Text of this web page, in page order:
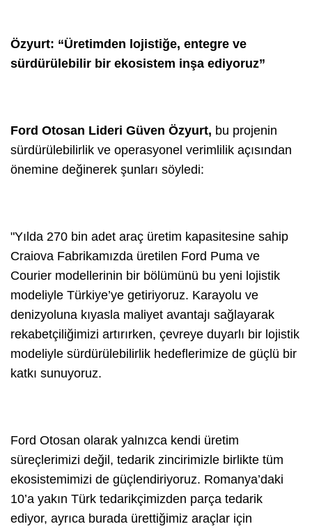
Özyurt: “Üretimden lojistiğe, entegre ve
sürdürülebilir bir ekosistem inşa ediyoruz”
Ford Otosan Lideri Güven Özyurt, bu projenin
sürdürülebilirlik ve operasyonel verimlilik açısından
önemine değinerek şunları söyledi:
"Yılda 270 bin adet araç üretim kapasitesine sahip
Craiova Fabrikamızda üretilen Ford Puma ve
Courier modellerinin bir bölümünü bu yeni lojistik
modeliyle Türkiye’ye getiriyoruz. Karayolu ve
denizyoluna kıyasla maliyet avantajı sağlayarak
rekabetçiliğimizi artırırken, çevreye duyarlı bir lojistik
modeliyle sürdürülebilirlik hedeflerimize de güçlü bir
katkı sunuyoruz.
Ford Otosan olarak yalnızca kendi üretim
süreçlerimizi değil, tedarik zincirimizle birlikte tüm
ekosistemimizi de güçlendiriyoruz. Romanya’daki
10’a yakın Türk tedarikçimizden parça tedarik
ediyor, ayrıca burada ürettiğimiz araçlar için